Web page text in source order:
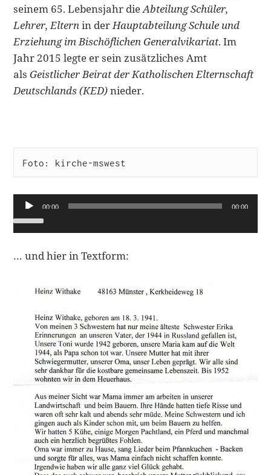
seinem 65. Lebensjahr dieAbteilung Schüler,
Lehrer, Elternin derHauptabteilung Schule und
Erziehung im Bischöflichen Generalvikariat. Im
Jahr 2015 legte er sein zusätzliches Amt
als Geistlicher Beirat der Katholischen Elternschaft
Deutschlands (KED)nieder.
Foto: kirche-mswest
Audio-
Player
00:00 00:00
… und hier in Textform: